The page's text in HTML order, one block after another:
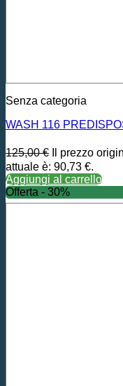
Senza categoria
WASH 116
125,00€ Il prezzo
attuale è: 90,73 €.
Aggiungi al carrello
Offerta - 30%